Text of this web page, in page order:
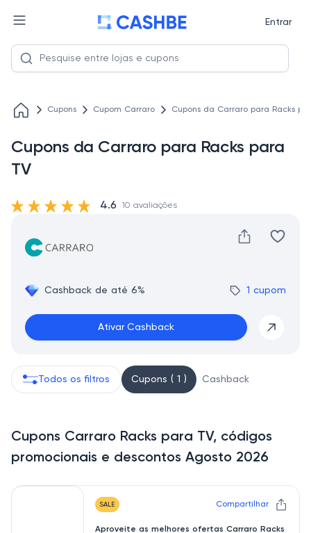
Entrar
Cupons Cupom Carraro Cupons da Carraro para Racks
Cupons da Carraro para Racks para
TV
Cashback de até 6% 1 cupom
Ativar Cashback
4.6 10 avaliações
Todos os filtros Cupons ( 1 ) Cashback
Cupons Carraro Racks para TV, códigos
promocionais e descontos Agosto 2026
SALE Compartilhar
Aproveite as melhores ofertas Carraro Racks